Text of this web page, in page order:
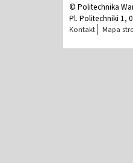
© Politechnika
Pl. Politechniki 1,
Kontakt Mapa